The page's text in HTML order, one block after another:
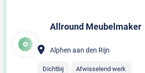
Allround Meubelmaker
Alphen aan den Rijn
Dichtbij Afwisselend werk